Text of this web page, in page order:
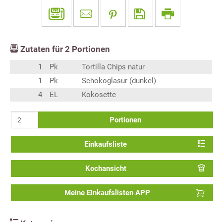
Zutaten für 2 Portionen
1 Pk
Tortilla Chips natur
1
Pk
Schokoglasur (dunkel)
4
EL Kokosette
Portionen
Einkaufsliste
Kochansicht
Meine Einkaufslisten APP